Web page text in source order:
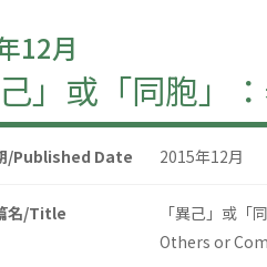
12月
己」或「同胞」
/Published Date 2015年12月
名/Title
「異己」或「
Others or